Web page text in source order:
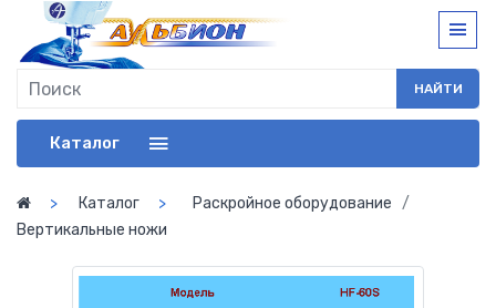
НАЙТИ
Каталог
Каталог
Раскройное оборудование
Вертикальные ножи